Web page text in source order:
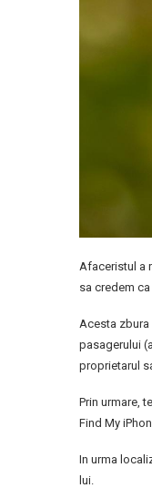
Afaceristul a
sa credem
Acesta zbura
pasagerului
proprietarul
Prin urmare,
Find My
In urma
lui.